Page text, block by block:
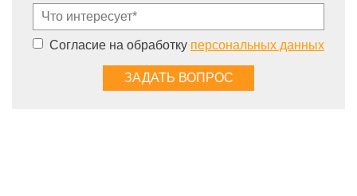
Согласие на обработку персональных данных